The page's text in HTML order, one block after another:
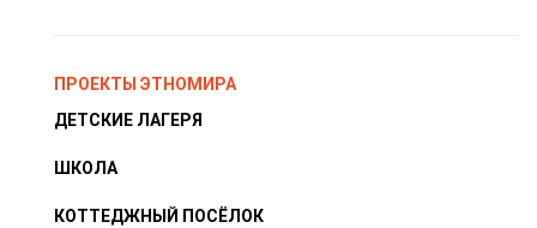
ПРОЕКТЫ ЭТНОМИРА
ДЕТСКИЕ ЛАГЕРЯ
ШКОЛА
КОТТЕДЖНЫЙ ПОСЁЛОК